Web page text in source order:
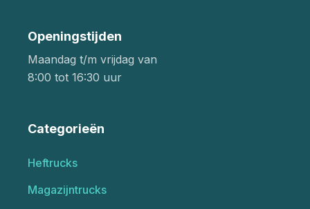
Openingstijden
Maandag t/m vrijdag van
8:00 tot 16:30 uur
Categorieën
Heftrucks
Magazijntrucks